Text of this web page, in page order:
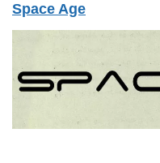
Space Age